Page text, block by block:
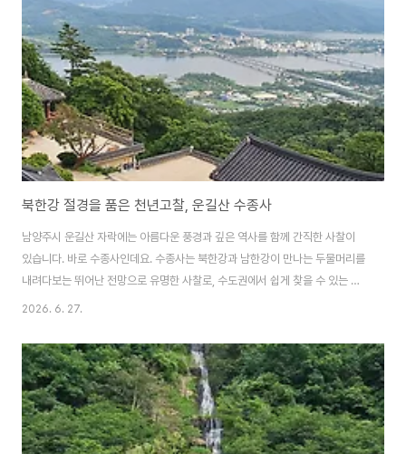
은 관광객과 사진작가들이 찾는 파주의 대표적인 포토 스팟으로 유명합니다.
임진각 관광지에 있는 평화누리공원의 평화스러운 풍경을 담았습니다. 임진각
평화누리공원 얼굴조형물 임진각 관광..
북한강 절경을 품은 천년고찰, 운길산 수종사
남양주시 운길산 자락에는 아름다운 풍경과 깊은 역사를 함께 간직한 사찰이
있습니다. 바로 수종사인데요. 수종사는 북한강과 남한강이 만나는 두물머리를
내려다보는 뛰어난 전망으로 유명한 사찰로, 수도권에서 쉽게 찾을 수 있는 힐
링 명소이자 천년고찰입니다.특히 사찰 경내에 서면 탁 트인 북한강과 남한강
러 세조가 피부병을 치료하고 환궁하는 도중 이곳에서 밤을 지낸 곳이기도 합
니다. 북한강로 드라이브를 할 때면 가끔 수종사에 들리는데요.이번에도 해질
무렵에 가서 두물머리에 내려앉는 노을, 석약을 보려고 들렀습니다. 수종사 일
주문수종사로 들어서는 산문 중 첫 번째 문으로 현판은 운길산수종사로 적혀있
습니다.수종사는 남양주 물의정원에서 약..
2026. 6. 27.